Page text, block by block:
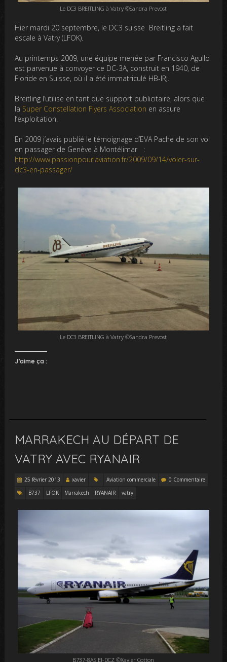
Le DC3 BREITLING à Vatry ©Sandra Prevost
Hier mardi 20 septembre, le DC3 suisse Breitling a fait
escale à Vatry (LFOK).
Au printemps 2009, une équipe menée par Francisco Agullo
est parvenue à convoyer ce DC-3A, construit en 1940, de
Floride en Suisse, où il a été immatriculé HB-IRJ.
Breitling l’utilise en tant que support publicitaire, alors que
la Super Constellation Flyers Association en assure
l’exploitation.
En 2009 j’avais publié le témoignage d’EVA Pache de son vol
en passager de Genève à Montélimar :
http://www.passionpourlaviation.fr/2009/09/14/voler-sur-
dc3-en-passager/
Le DC3 BREITLING à Vatry ©Sandra Prevost
J’aime ça :
MARRAKECH AU DÉPART DE
VATRY AVEC RYANAIR
25 février 2013 xavier Aviation commerciale
0 Commentaire
B737
LFOK Marrakech RYANAIR vatry
B737-8AS EI-DCZ ©Xavier Cotton